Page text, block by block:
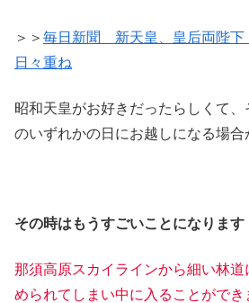
＞＞ 毎日新聞 新天皇、皇后両陛
日々重ね
昭和天皇がお好きだったらしくて、
のいずれかの日にお越しになる場合
その時はもうすごいことになります
那須高原スカイラインから細い林
められてしまい中に入ることができ